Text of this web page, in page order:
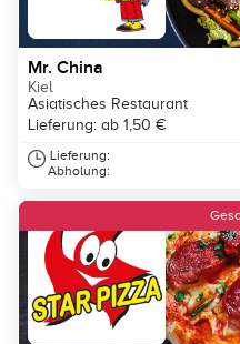
Mr. China
Kiel
Asiatisches Restaurant
Lieferung: ab 1,50 €
Lieferung:
Abholung: